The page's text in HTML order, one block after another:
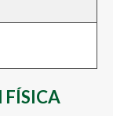
FÍSICA